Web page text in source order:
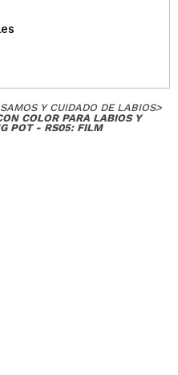
Y CUIDADO DE LABIOS>
COLOR PARA LABIOS Y
POT - RS05: FILM